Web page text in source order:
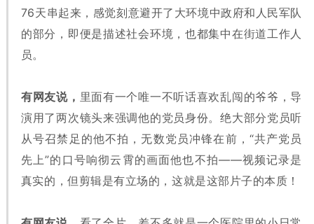
76天串起来，感觉刻意避开了大环境中政府和人民军队
的部分，即便是描述社会环境，也都集中在街道工作人
员。
有网友说， 里面有一个唯一不听话喜欢乱闯的爷爷，导
演用了两次镜头来强调他的党员身份。绝大部分党员听
从号召禁足的他不拍，无数党员冲锋在前，“共产党员
先上”的口号响彻云霄的画面他也不拍——视频记录是
真实的，但剪辑是有立场的，这就是这部片子的本质！